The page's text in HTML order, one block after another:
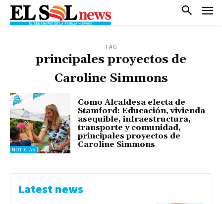
TAG
principales proyectos de
Caroline Simmons
NOTICIAS
Como Alcaldesa electa de
Stamford: Educación, vivienda
asequible, infraestructura,
transporte y comunidad,
principales proyectos de
Caroline Simmons
Latest news